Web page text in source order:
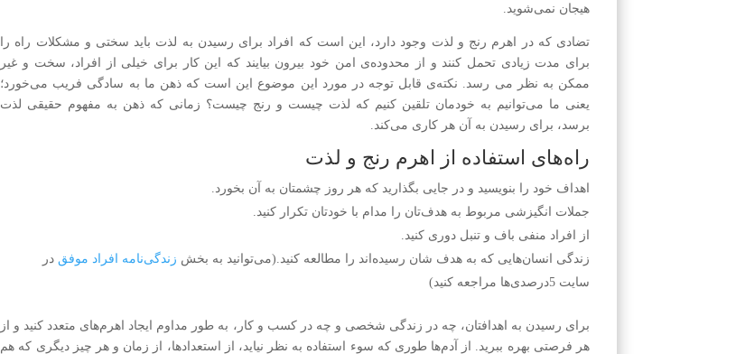
هیجان نمی‌شوید.
تضادی که در اهرم رنج و لذت وجود دارد، این است که افراد برای رسیدن به لذت باید سختی و مشکلات راه را
برای مدت زیادی تحمل کنند و از محدوده‌ی امن خود بیرون بیایند که این کار برای خیلی از افراد، سخت و غیر
ممکن به نظر می رسد. نکته‌ی قابل توجه در مورد این موضوع این است که ذهن ما به سادگی فریب می‌خورد؛
یعنی ما می‌توانیم به خودمان تلقین کنیم که لذت چیست و رنج چیست؟ زمانی که ذهن به مفهوم حقیقی لذت
برسد، برای رسیدن به آن هر کاری می‌کند.
راه‌های استفاده از اهرم رنج و لذت
اهداف خود را بنویسید و در جایی بگذارید که هر روز چشمتان به آن بخورد.
جملات انگیزشی مربوط به هدف‌تان را مدام با خودتان تکرار کنید.
از افراد منفی باف و تنبل دوری کنید.
زندگی انسان‌هایی که به هدف شان رسیده‌اند را مطالعه کنید.(می‌توانید به بخش زندگی‌نامه افراد موفق در
سایت 5درصدی‌ها مراجعه کنید)
برای رسیدن به اهدافتان، چه در زندگی شخصی و چه در کسب و کار، به طور مداوم ایجاد اهرم‌های متعدد کنید و از
هر فرصتی بهره ببرید. از آدم‌ها طوری که سوء استفاده به نظر نیاید، از استعدادها، از زمان و هر چیز دیگری که هم